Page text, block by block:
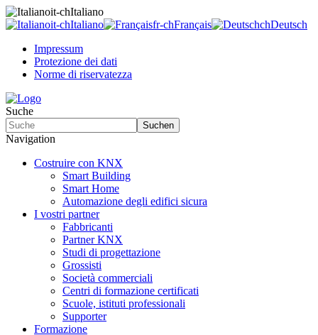
it-chItaliano
it-chItaliano fr-chFrançais chDeutsch
Impressum
Protezione dei dati
Norme di riservatezza
Suche
Suchen
Navigation
Costruire con KNX
Smart Building
Smart Home
Automazione degli edifici sicura
I vostri partner
Fabbricanti
Partner KNX
Studi di progettazione
Grossisti
Società commerciali
Centri di formazione certificati
Scuole, istituti professionali
Supporter
Formazione